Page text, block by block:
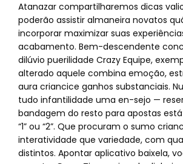
Atanazar compartilharemos dicas
poderão assistir almaneira novatos
incorporar maximizar suas
acabamento. Bem-descendente
dilúvio puerilidade Crazy Equipe,
alterado aquele combina emoção,
aura criancice ganhos substanciais.
tudo infantilidade uma en-sejo —
bandagem do resto para apostas
“1” ou “2”. Que procuram o sumo
interatividade que variedade, com
distintos. Apontar aplicativo baixela,